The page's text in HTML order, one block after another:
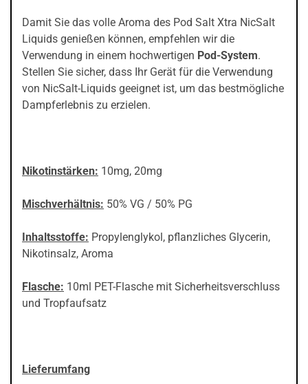
Damit Sie das volle Aroma des Pod Salt Xtra NicSalt
Liquids genießen können, empfehlen wir die
Verwendung in einem hochwertigen Pod-System.
Stellen Sie sicher, dass Ihr Gerät für die Verwendung
von NicSalt-Liquids geeignet ist, um das bestmögliche
Dampferlebnis zu erzielen.
Nikotinstärken: 10mg, 20mg
Mischverhältnis: 50% VG / 50% PG
Inhaltsstoffe: Propylenglykol, pflanzliches Glycerin,
Nikotinsalz, Aroma
Flasche: 10ml PET-Flasche mit Sicherheitsverschluss
und Tropfaufsatz
Lieferumfang